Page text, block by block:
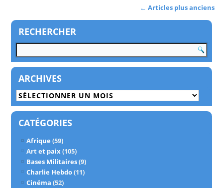
← Articles plus anciens
RECHERCHER
ARCHIVES
Archives
CATÉGORIES
Afrique (59)
Art et paix(105)
Bases Militaires(9)
Charlie Hebdo(11)
Cinéma (52)